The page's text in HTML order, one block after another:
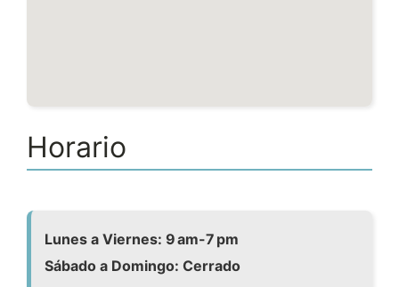
Horario
Lunes a Viernes: 9 am-7 pm
Sábado a Domingo: Cerrado